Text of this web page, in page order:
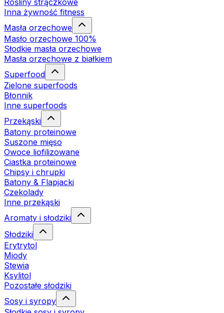
Rośliny strączkowe
Inna żywność fitness
Masła orzechowe
Masło orzechowe 100%
Słodkie masła orzechowe
Masła orzechowe z białkiem
Superfood
Zielone superfoods
Błonnik
Inne superfoods
Przekąski
Batony proteinowe
Suszone mięso
Owoce liofilizowane
Ciastka proteinowe
Chipsy i chrupki
Batony & Flapjacki
Czekolady
Inne przekąski
Aromaty i słodziki
Słodziki
Erytrytol
Miody
Stewia
Ksylitol
Pozostałe słodziki
Sosy i syropy